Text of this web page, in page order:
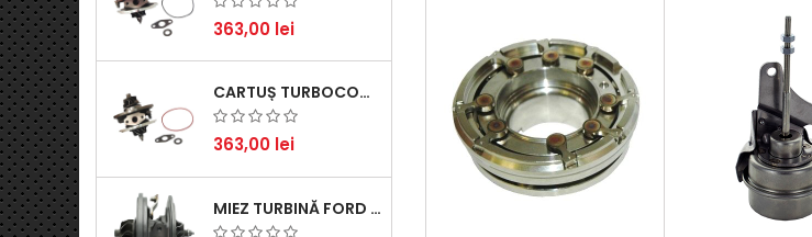
363,00 lei
CARTUȘ TURBOCOMPRESOR PENTRU VW, AUDI, SEAT, SKODA - MOTOR DIESEL 2.0 TDI
363,00 lei
MIEZ TURBINĂ FORD TRANSIT 2.2 TDCI (2007-2016)